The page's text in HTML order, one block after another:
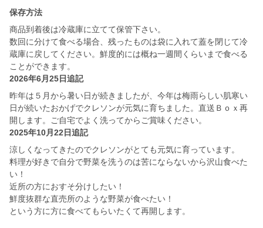
保存方法
商品到着後は冷蔵庫に立てて保管下さい。
数回に分けて食べる場合、残ったものは袋に入れて蓋を閉じて冷
蔵庫に戻してください。鮮度的には概ね一週間くらいまで食べる
ことができます。
2026年6月25日追記
昨年は５月から暑い日が続きましたが、今年は梅雨らしい肌寒い
日が続いたおかげでクレソンが元気に育ちました。直送Ｂｏｘ再
開します。ご自宅でよく洗ってからご賞味ください。
2025年10月22日追記
涼しくなってきたのでクレソンがとても元気に育っています。
料理が好きで自分で野菜を洗うのは苦にならないから沢山食べた
い！
近所の方におすそ分けしたい！
鮮度抜群な直売所のような野菜が食べたい！
という方に方に食べてもらいたくて再開します。